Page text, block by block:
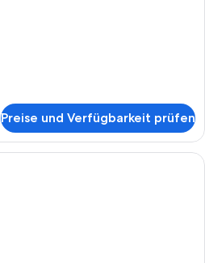
Preise und Verfügbarkeit prüfen